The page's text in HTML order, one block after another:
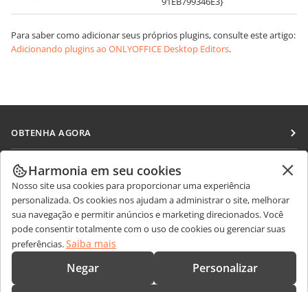
Para saber como adicionar seus próprios plugins, consulte este artigo:
Adicionando plugins ao ONLYOFFICE Desktop Editors.
OBTENHA AGORA
Docs
DocSpace
Workspace
Conectores
Aplicativos para desktop
Aplicativos móveis
COLABORAR
Para colaboradores
Para tradutores
Para influenciadores
Vagas
RECEBA NOTÍCIAS
Blog
OBTER AJUDA
Fórum
Cursos de treinamento
CONTATE-NOS
Perguntas sobre vendas
sales@onlyoffice.com
Harmonia em seu cookies
Nosso site usa cookies para proporcionar uma experiência
personalizada. Os cookies nos ajudam a administrar o site, melhorar
sua navegação e permitir anúncios e marketing direcionados. Você
pode consentir totalmente com o uso de cookies ou gerenciar suas
preferências.Saiba mais
Negar Personalizar